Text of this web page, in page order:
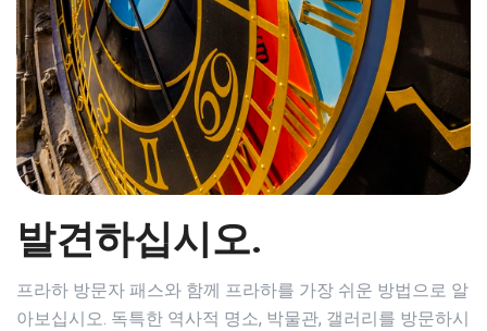
발견하십시오.
프라하 방문자 패스와 함께 프라하를 가장 쉬운 방법으로 알
아보십시오. 독특한 역사적 명소, 박물관, 갤러리를 방문하시